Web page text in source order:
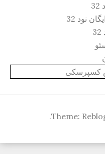
نود 32
کسپرسکی
Theme:
.